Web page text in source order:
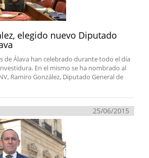
elegido nuevo Diputado
de Álava han celebrado durante todo el día
En el mismo se ha nombrado al
Ramiro González, Diputado General de
25/06/2015